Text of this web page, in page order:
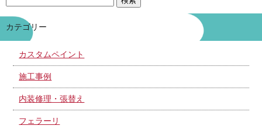
カテゴリー
カスタムペイント
施工事例
内装修理・張替え
フェラーリ